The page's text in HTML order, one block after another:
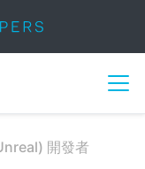
開發者